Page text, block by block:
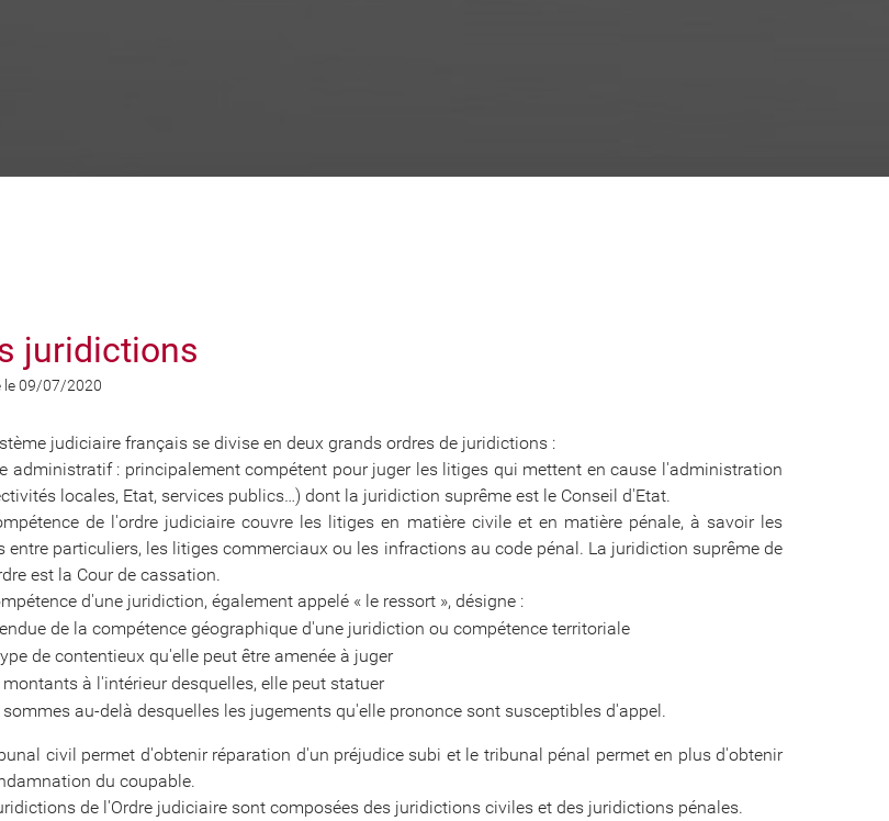
juridictions
le 09/07/2020
judiciaire français se divise en deux grands ordres de juridictions :
administratif : principalement compétent pour juger les litiges qui mettent en cause l'administration
locales, Etat, services publics…) dont la juridiction suprême est le Conseil d'Etat.
de l'ordre judiciaire couvre les litiges en matière civile et en matière pénale, à savoir les
entre particuliers, les litiges commerciaux ou les infractions au code pénal. La juridiction suprême de
est la Cour de cassation.
d'une juridiction, également appelé « le ressort », désigne :
de la compétence géographique d'une juridiction ou compétence territoriale
de contentieux qu'elle peut être amenée à juger
montants à l'intérieur desquelles, elle peut statuer
sommes au-delà desquelles les jugements qu'elle prononce sont susceptibles d'appel.
civil permet d'obtenir réparation d'un préjudice subi et le tribunal pénal permet en plus d'obtenir
du coupable.
de l'Ordre judiciaire sont composées des juridictions civiles et des juridictions pénales.